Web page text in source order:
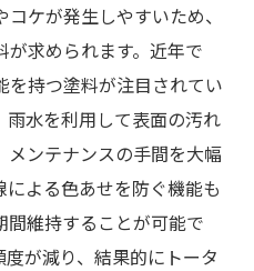
ケが発生しやすいため、
求められます。近年で
を持つ塗料が注目されてい
雨水を利用して表面の汚れ
メンテナンスの手間を大幅
よる色あせを防ぐ機能も
維持することが可能で
が減り、結果的にトータ